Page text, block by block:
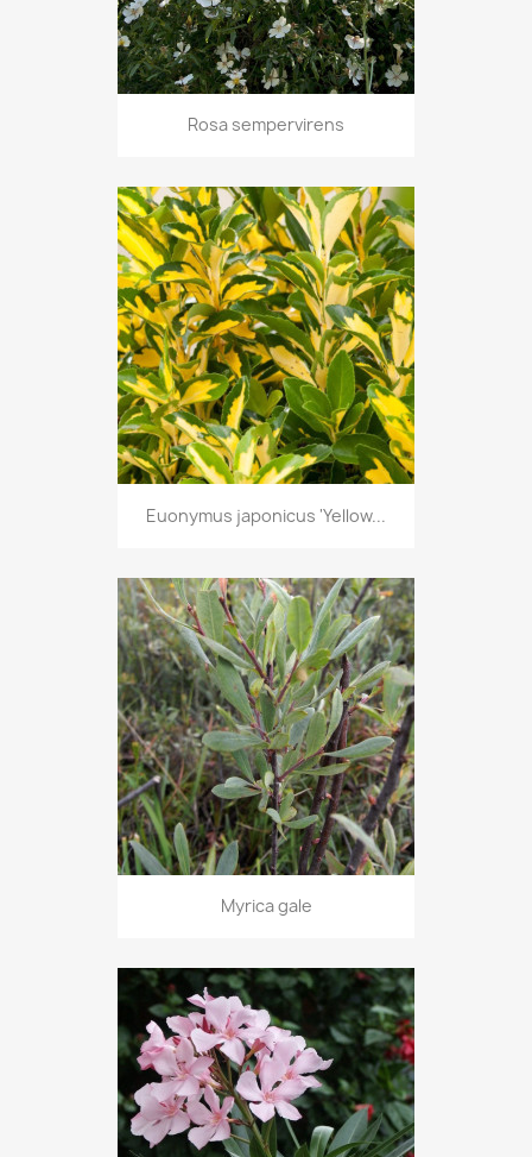
Rosa sempervirens
Euonymus japonicus 'Yellow...
Myrica gale